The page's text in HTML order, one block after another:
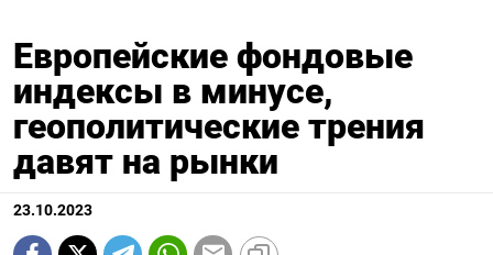
Европейские фондовые
индексы в минусе,
геополитические трения
давят на рынки
23.10.2023